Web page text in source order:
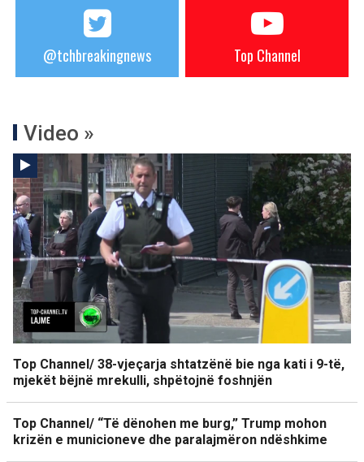
@tchbreakingnews Top Channel
Video »
Top Channel/ 38-vjeçarja shtatzënë bie nga kati i 9-të,
mjekët bëjnë mrekulli, shpëtojnë foshnjën
Top Channel/ “Të dënohen me burg,” Trump mohon
krizën e municioneve dhe paralajmëron ndëshkime